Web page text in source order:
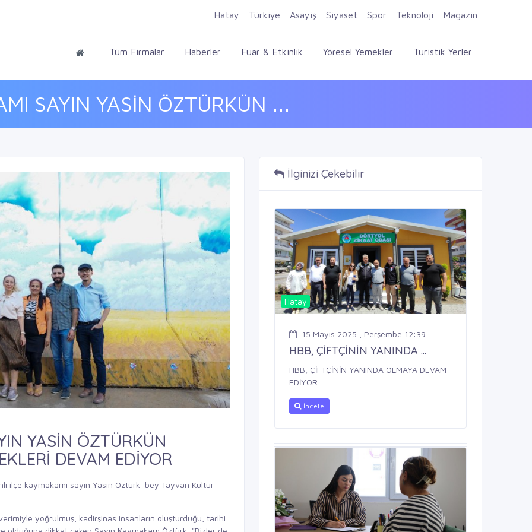
Firma Ekle Kayıt Ol Giriş Yap
Tüm Firmalar Haberler Fuar & Etkinlik Yöresel Yemekler Turistik Yerler
SAYIN YASİN ÖZTÜRKÜN ...
Hatay Türkiye Asayiş Siyaset Spor Teknoloji Magazin
YASİN ÖZTÜRKÜN
DEVAM EDİYOR
ilçe kaymakamı sayın Yasin Öztürk bey Tayvan Kültür
yoğrulmuş, kadirşinas insanların oluşturduğu, tarihi
İlginizi Çekebilir
Hatay
15 Mayıs 2025 , Perşembe 12:39
HBB, ÇİFTÇİNİN YANINDA ...
HBB, ÇİFTÇİNİN YANINDA OLMAYA DEVAM
EDİYOR
İncele